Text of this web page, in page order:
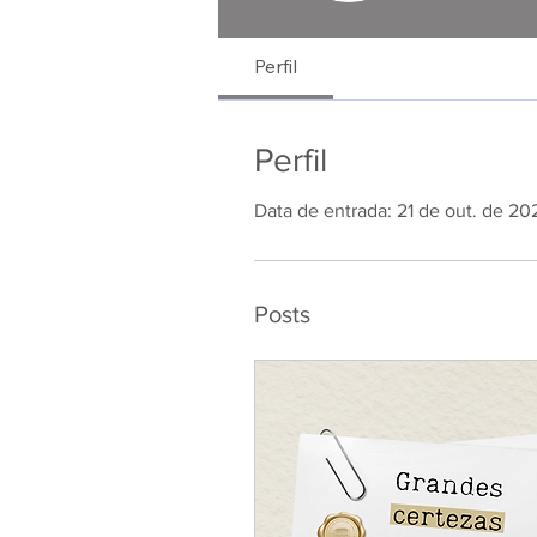
Perfil
Perfil
Data de entrada: 21 de out. de
Posts